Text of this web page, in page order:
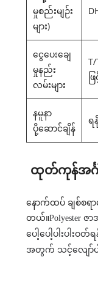
မှုစည်းမျဉ်း
များ)
ငွေပေးချေ
မှုနည်း
လမ်းများ
T/
ဖ
နမူနာ
ပို့ဆောင်ချိန်
ရ
ထုတ်ကုန်အင်္ဂ
နောက်ထပ် ချစ်စရ
တယ်။Polyester ဇ
ပေါ့ပေါ့ပါးပါး
အတွက် သင့်လျော်